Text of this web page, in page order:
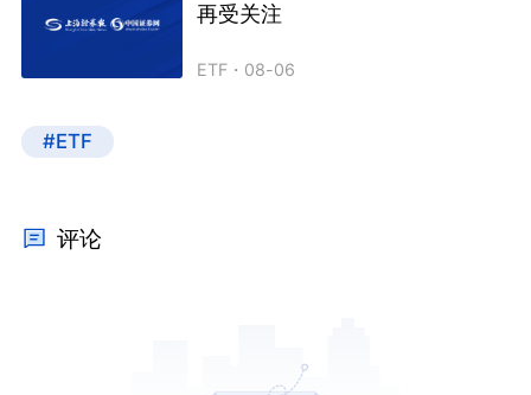
再受关注
ETF ・ 08-06
#ETF
评论